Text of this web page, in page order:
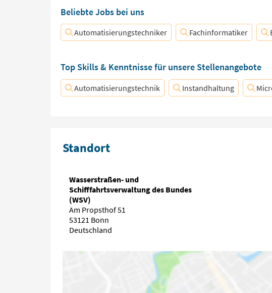
Beliebte Jobs bei uns
Automatisierungstechniker Fachinformatiker
Top Skills & Kenntnisse für unsere Stellenangebote
Automatisierungstechnik Instandhaltung
Standort
Wasserstraßen- und
Schifffahrtsverwaltung des Bundes
(WSV)
Am Propsthof 51
53121 Bonn
Deutschland